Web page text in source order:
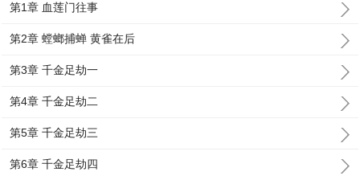
第1章 血莲门往事
第2章 螳螂捕蝉 黄雀在后
第3章 千金足劫一
第4章 千金足劫二
第5章 千金足劫三
第6章 千金足劫四